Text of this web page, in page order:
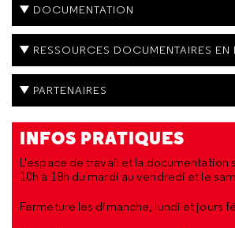
DOCUMENTATION
RESSOURCES DOCUMENTAIRES EN
PARTENAIRES
INFOS PRATIQUES
L'espace de travail et la documentation
10h à 18h du mardi au vendredi et le
Fermeture les dimanche, lundi et jours